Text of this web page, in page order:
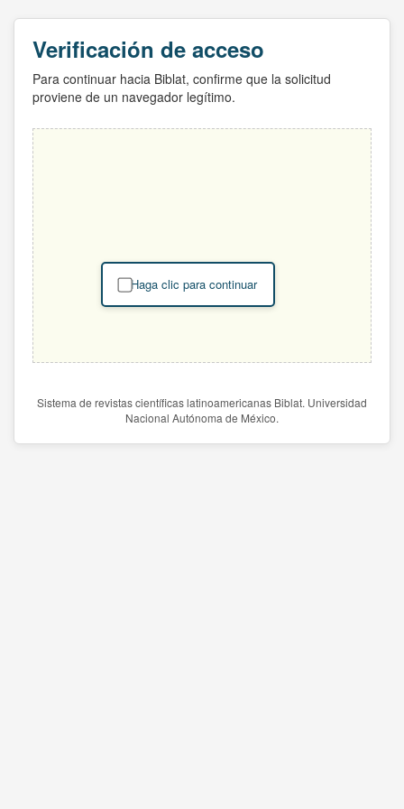
Verificación de acceso
Para continuar hacia Biblat, confirme que la solicitud
proviene de un navegador legítimo.
Haga clic para continuar
Sistema de revistas científicas latinoamericanas Biblat. Universidad
Nacional Autónoma de México.